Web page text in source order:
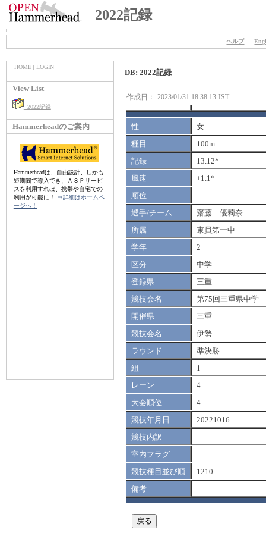
2022記録
ヘルプ
HOME| LOGIN
View List
2022記録
Hammerheadのご案内
Hammerheadは、自由設計、しかも
短期間で導入でき、ＡＳＰサービ
スを利用すれば、携帯や自宅での
利用が可能に！
⇒詳細はホームペ
ージへ！
DB: 2022記録
作成日： 2023/01/31 18:38:13 JST
性
女
種目
100m
記録
13.12*
風速
+1.1*
順位
選手/チーム
齋藤 優莉奈
所属
東員第一中
学年
2
区分
中学
登録県
三重
競技会名
第75回三重県中学
開催県
三重
競技会名
伊勢
ラウンド
準決勝
組
1
レーン
4
大会順位
4
競技年月日
20221016
競技内訳
室内フラグ
競技種目並び順
1210
備考